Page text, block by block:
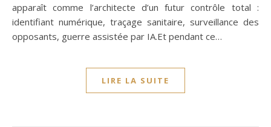
apparaît comme l’architecte d’un futur contrôle total :
identifiant numérique, traçage sanitaire, surveillance des
opposants, guerre assistée par IA.Et pendant ce…
LIRE LA SUITE